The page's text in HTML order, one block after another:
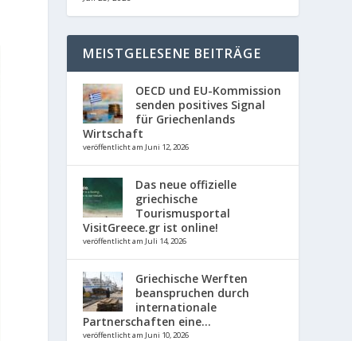
MEISTGELESENE BEITRÄGE
OECD und EU-Kommission
senden positives Signal
für Griechenlands
Wirtschaft
veröffentlicht am Juni 12, 2026
Das neue offizielle
griechische
Tourismusportal
VisitGreece.gr ist online!
veröffentlicht am Juli 14, 2026
Griechische Werften
beanspruchen durch
internationale
Partnerschaften eine...
veröffentlicht am Juni 10, 2026